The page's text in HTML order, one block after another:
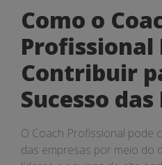
Como o
Profissional
Contribuir
Sucesso
O Coach Profissional pode
das empresas por meio do